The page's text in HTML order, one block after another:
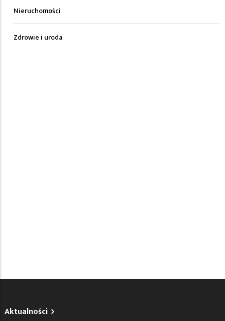
Nieruchomości
Zdrowie i uroda
Aktualności